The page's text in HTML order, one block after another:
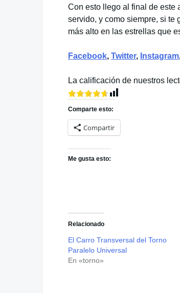
Con esto llego al final de este
servido, y como siempre, si te
más alto en las estrellas que
Facebook, Twitter, Instagram
La calificación de nuestros
Comparte esto:
Compartir
Me gusta esto:
Relacionado
El Carro Transversal del Torno
Paralelo Universal
En «torno»